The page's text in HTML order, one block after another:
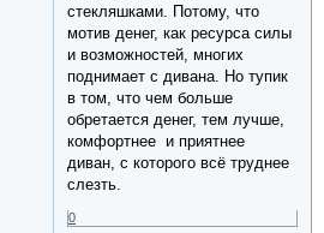
стекляшками. Потому, что
мотив денег, как ресурса силы
и возможностей, многих
поднимает с дивана. Но тупик
в том, что чем больше
обретается денег, тем лучше,
комфортнее и приятнее
диван, с которого всё труднее
слезть.
0